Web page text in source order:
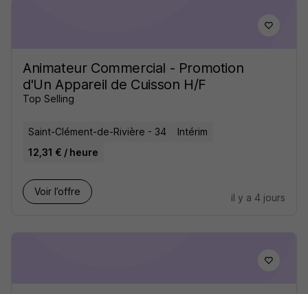
Animateur Commercial - Promotion
d'Un Appareil de Cuisson H/F
Top Selling
Saint-Clément-de-Rivière - 34
Intérim
12,31 € / heure
Voir l’offre
il y a 4 jours